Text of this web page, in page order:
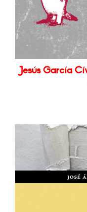
Jesús García